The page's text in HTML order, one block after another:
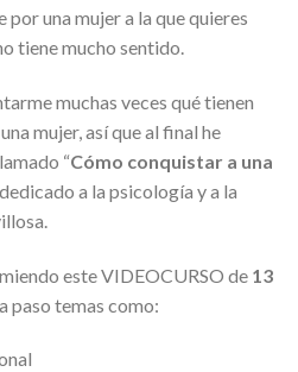
una mujer a la que quieres
tiene mucho sentido.
muchas veces qué tienen
mujer, así que al final he
“Cómo conquistar a una
a la psicología y a la
este VIDEOCURSO de 13
paso temas como: